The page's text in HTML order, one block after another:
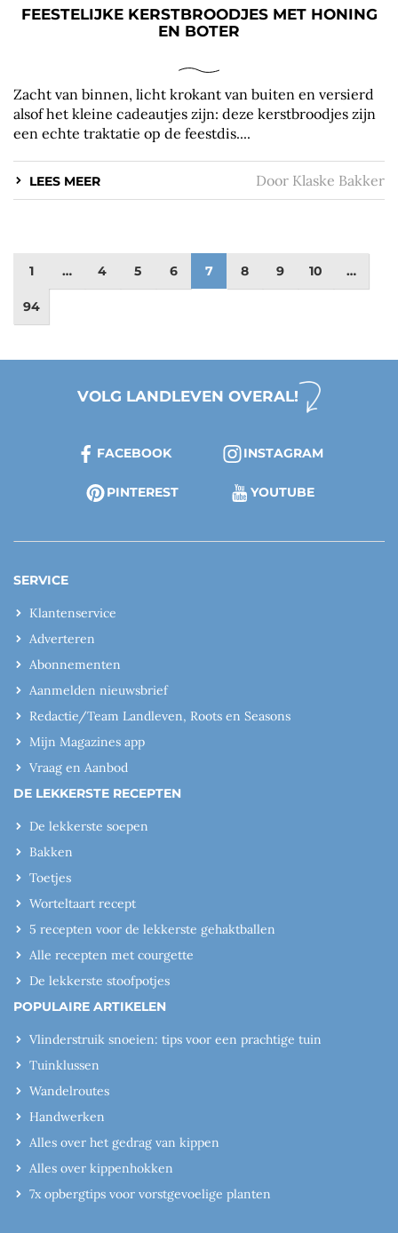
FEESTELIJKE KERSTBROODJES MET HONING
EN BOTER
Zacht van binnen, licht krokant van buiten en versierd
alsof het kleine cadeautjes zijn: deze kerstbroodjes zijn
een echte traktatie op de feestdis....
LEES MEER Door Klaske Bakker
1 … 4 5 6 7 8 9 10 …
94
VOLG LANDLEVEN OVERAL!
FACEBOOK INSTAGRAM
PINTEREST YOUTUBE
SERVICE
Klantenservice
Adverteren
Abonnementen
Aanmelden nieuwsbrief
Redactie/Team Landleven, Roots en Seasons
Mijn Magazines app
Vraag en Aanbod
DE LEKKERSTE RECEPTEN
De lekkerste soepen
Bakken
Toetjes
Worteltaart recept
5 recepten voor de lekkerste gehaktballen
Alle recepten met courgette
De lekkerste stoofpotjes
POPULAIRE ARTIKELEN
Vlinderstruik snoeien: tips voor een prachtige tuin
Tuinklussen
Wandelroutes
Handwerken
Alles over het gedrag van kippen
Alles over kippenhokken
7x opbergtips voor vorstgevoelige planten